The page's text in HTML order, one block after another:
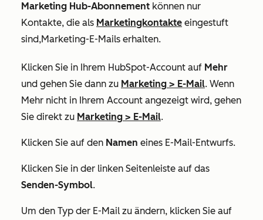
Marketing Hub-Abonnement können nur
Kontakte, die als Marketingkontakte eingestuft
sind,Marketing-E-Mails erhalten.
Klicken Sie in Ihrem HubSpot-Account auf Mehr
und gehen Sie dann zu Marketing > E-Mail. Wenn
Mehr nicht in Ihrem Account angezeigt wird, gehen
Sie direkt zu Marketing > E-Mail.
Klicken Sie auf den Namen eines E-Mail-Entwurfs.
Klicken Sie in der linken Seitenleiste auf das
Senden-Symbol.
Um den Typ der E-Mail zu ändern, klicken Sie auf